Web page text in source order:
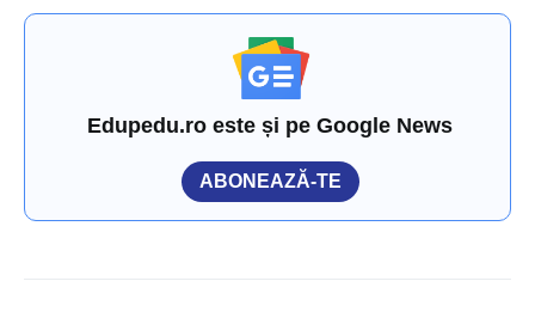
Edupedu.ro este și pe Google News
ABONEAZĂ-TE